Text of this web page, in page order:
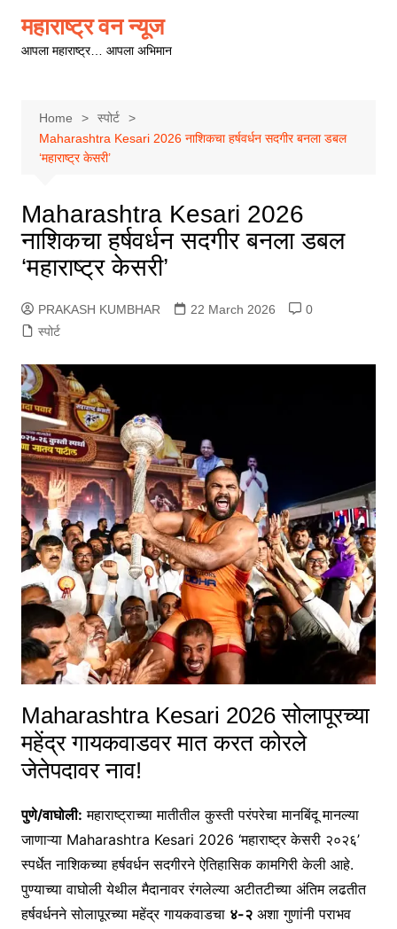
content
महाराष्ट्र वन न्यूज
आपला महाराष्ट्र… आपला अभिमान
Home
स्पोर्ट
Maharashtra Kesari 2026 नाशिकचा हर्षवर्धन सदगीर बनला डबल
‘महाराष्ट्र केसरी’
Maharashtra Kesari 2026
नाशिकचा हर्षवर्धन सदगीर बनला डबल
‘महाराष्ट्र केसरी’
PRAKASH KUMBHAR 22 March 2026
0
स्पोर्ट
Maharashtra Kesari 2026 सोलापूरच्या
महेंद्र गायकवाडवर मात करत कोरले
जेतेपदावर नाव!
पुणे/वाघोली: महाराष्ट्राच्या मातीतील कुस्ती परंपरेचा मानबिंदू मानल्या
जाणाऱ्या Maharashtra Kesari 2026 ‘महाराष्ट्र केसरी २०२६’
स्पर्धेत नाशिकच्या हर्षवर्धन सदगीरने ऐतिहासिक कामगिरी केली आहे.
पुण्याच्या वाघोली येथील मैदानावर रंगलेल्या अटीतटीच्या अंतिम लढतीत
हर्षवर्धनने सोलापूरच्या महेंद्र गायकवाडचा ४-२अशा गुणांनी पराभव